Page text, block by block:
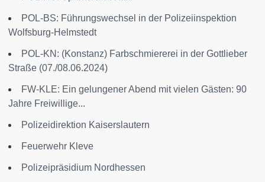
POL-BS: Führungswechsel in der Polizeiinspektion
Wolfsburg-Helmstedt
POL-KN: (Konstanz) Farbschmiererei in der Gottlieber
Straße (07./08.06.2024)
FW-KLE: Ein gelungener Abend mit vielen Gästen: 90
Jahre Freiwillige...
Polizeidirektion Kaiserslautern
Feuerwehr Kleve
Polizeipräsidium Nordhessen